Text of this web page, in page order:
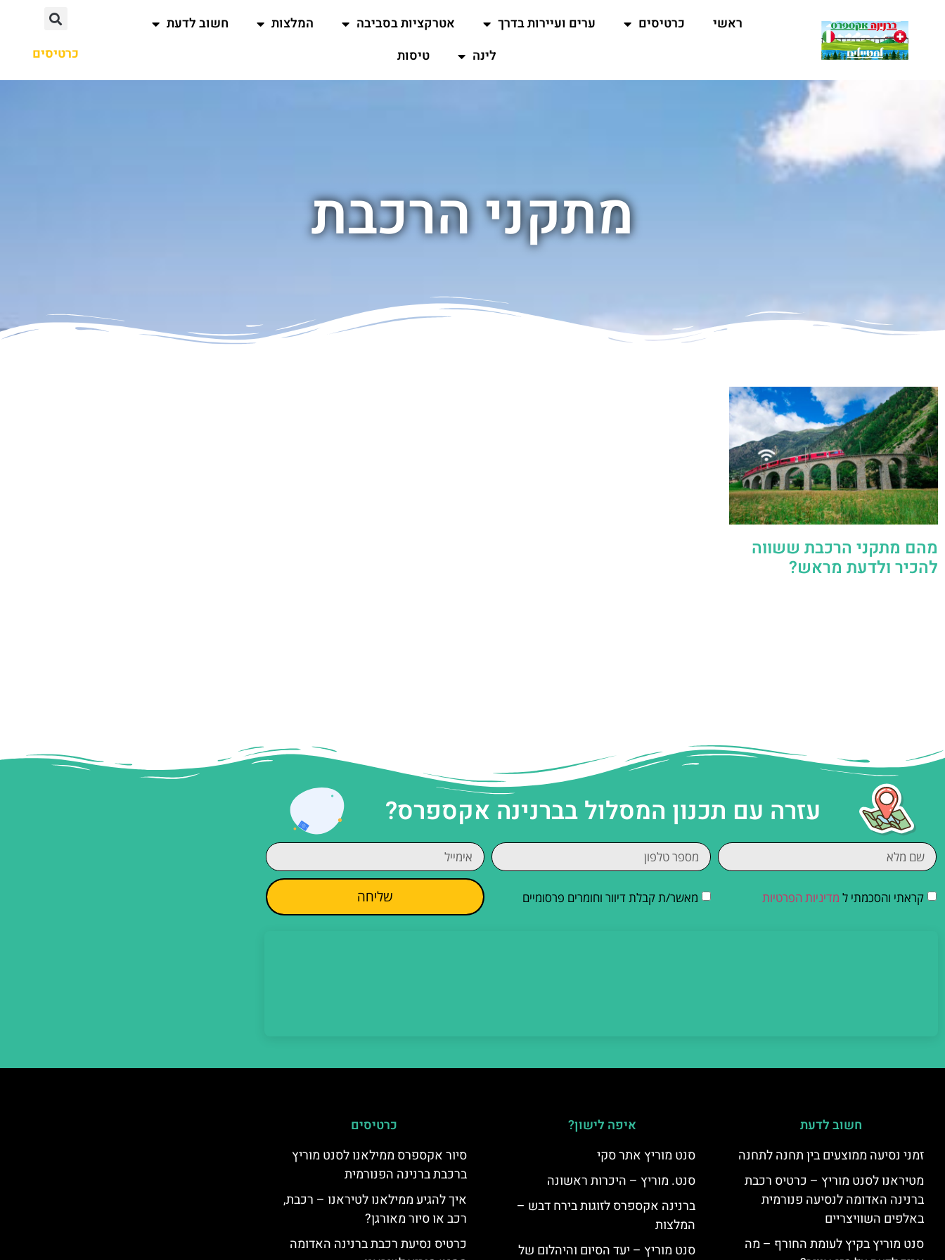
ראשי כרטיסים ערים ועיירות בדרך אטרקציות בסביבה המלצות
חשוב לדעת
לינה
טיסות כרטיסים
מתקני הרכבת
מהם מתקני הרכבת ששווה
להכיר ולדעת מראש?
עזרה עם תכנון המסלול בברנינה אקספרס?
קראתי והסכמתי ל מדיניות הפרטיות מאשר/ת קבלת דיוור וחומרים פרסומיים שליחה
חשוב לדעת
זמני נסיעה ממוצעים בין תחנה לתחנה
מטיראנו לסנט מוריץ – כרטיס רכבת
ברנינה האדומה לנסיעה פנורמית
באלפים השוויצריים
סנט מוריץ בקיץ לעומת החורף – מה
איפה לישון?
סנט מוריץ אתר סקי
סנט. מוריץ – היכרות ראשונה
ברנינה אקספרס לזוגות בירח דבש –
המלצות
סנט מוריץ – יעד הסיום והיהלום של
כרטיסים
סיור אקספרס ממילאנו לסנט מוריץ
ברכבת ברנינה הפנורמית
איך להגיע ממילאנו לטיראנו – רכבת,
רכב או סיור מאורגן?
כרטיס נסיעת רכבת ברנינה האדומה